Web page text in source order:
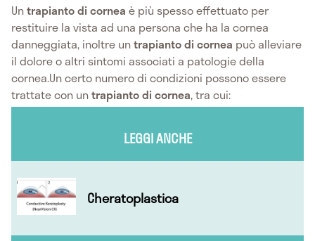
Untrapianto di cornea è più spesso effettuato per
restituire la vista ad una persona che ha la cornea
danneggiata, inoltre untrapianto di cornea può alleviare
il dolore o altri sintomi associati a patologie della
cornea.Un certo numero di condizioni possono essere
trattate con untrapianto di cornea, tra cui:
LEGGI ANCHE
Cheratoplastica